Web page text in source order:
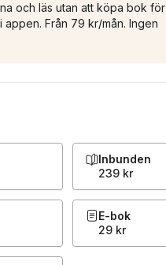
och läs utan att köpa bok för
Från 79 kr/mån. Ingen
Inbunden
239 kr
E-bok
29 kr